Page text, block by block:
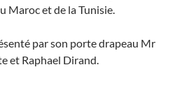
Maroc et de la Tunisie.
par son porte drapeau Mr
et Raphael Dirand.